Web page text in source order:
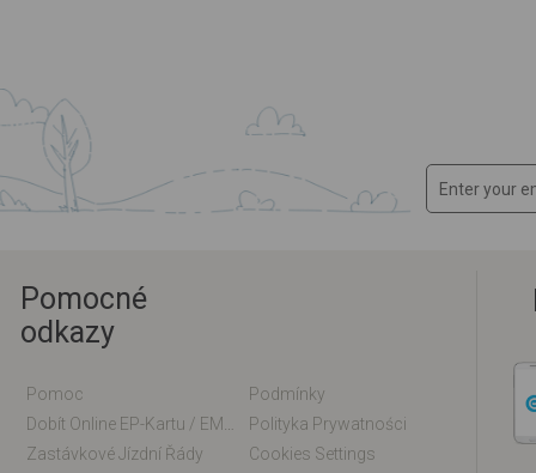
Pomocné
odkazy
Pomoc
Podmínky
Polityka Prywatności
Zastávkové Jízdní Řády
Cookies Settings